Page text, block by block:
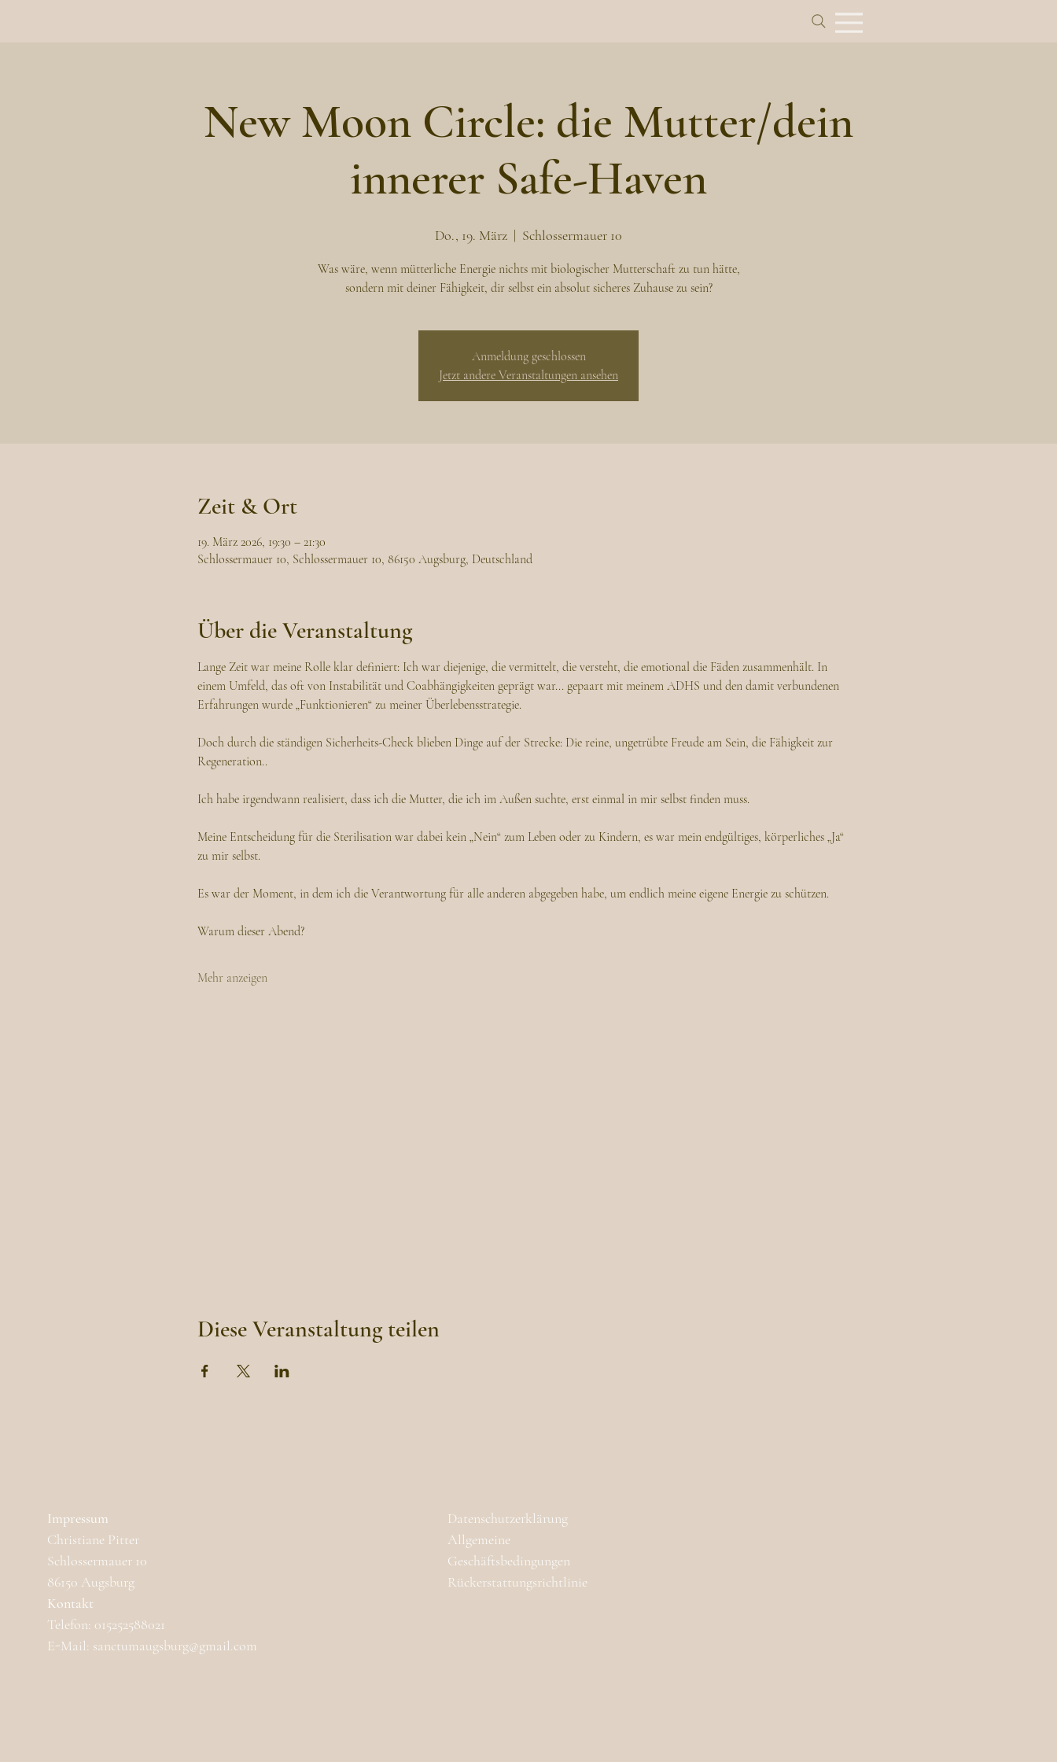
New Moon Circle: die Mutter/dein
innerer Safe-Haven
Do., 19. März
  |
Schlossermauer 10
Was wäre, wenn mütterliche Energie nichts mit biologischer Mutterschaft zu tun hätte,
sondern mit deiner Fähigkeit, dir selbst ein absolut sicheres Zuhause zu sein?
Anmeldung geschlossen
Jetzt andere Veranstaltungen ansehen
Zeit & Ort
19. März 2026, 19:30 – 21:30
Schlossermauer 10, Schlossermauer 10, 86150 Augsburg, Deutschland
Über die Veranstaltung
Lange Zeit war meine Rolle klar definiert: Ich war diejenige, die vermittelt, die versteht, die emotional die Fäden zusammenhält. In
einem Umfeld, das oft von Instabilität und Coabhängigkeiten geprägt war... gepaart mit meinem ADHS und den damit verbundenen
Erfahrungen wurde „Funktionieren“ zu meiner Überlebensstrategie.
Doch durch die ständigen Sicherheits-Check blieben Dinge auf der Strecke: Die reine, ungetrübte Freude am Sein, die Fähigkeit zur
Regeneration..
Ich habe irgendwann realisiert, dass ich die Mutter, die ich im Außen suchte, erst einmal in mir selbst finden muss.
Meine Entscheidung für die Sterilisation war dabei kein „Nein“ zum Leben oder zu Kindern, es war mein endgültiges, körperliches „Ja“
zu mir selbst.
Es war der Moment, in dem ich die Verantwortung für alle anderen abgegeben habe, um endlich meine eigene Energie zu schützen.
Warum dieser Abend?
Mehr anzeigen
Diese Veranstaltung teilen
Impressum
Christiane Pitter
Schlossermauer 10
86150 Augsburg
Kontakt
Telefon: 015252588021
E-Mail: sanctumaugsburg@gmail.com
Datenschutzerklärung
Allgemeine
Geschäftsbedingungen
Rückerstattungsrichtlinie